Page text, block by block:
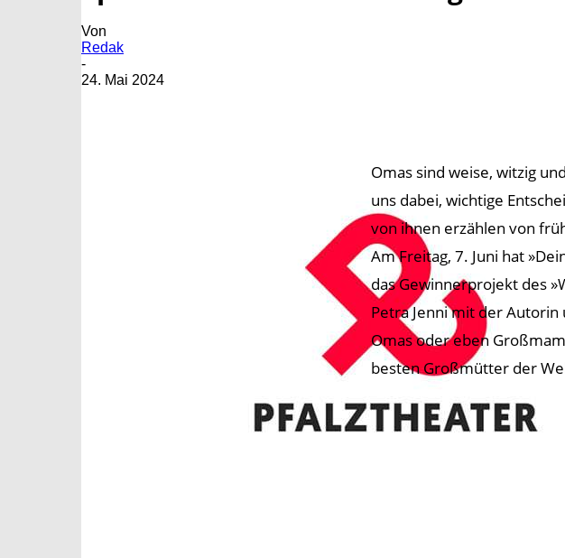
Von
Redak
-
24. Mai 2024
Omas sind weise, witzig
uns dabei, wichtige
von ihnen erzählen von
Am Freitag, 7. Juni hat
das Gewinnerprojekt des
Petra Jenni mit der
Omas oder eben
besten Großmütter der